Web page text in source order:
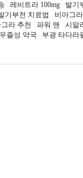
레비트라 100mg 발
부전 치료법 비아그
라 추천 파워 맨 시알
즐성 약국 부광 타다